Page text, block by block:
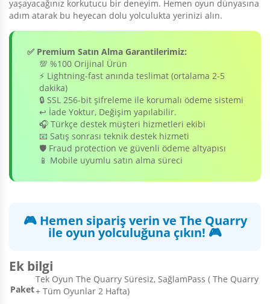
yaşayacağınız korkutucu bir deneyim. Hemen oyun dünyasına
adım atarak bu heyecan dolu yolculukta yerinizi alın.
✅ Premium Satın Alma Garantilerimiz:
💯 %100 Orijinal Ürün
⚡ Lightning-fast anında teslimat (ortalama 2-5
dakika)
🔒 SSL 256-bit şifreleme ile korumalı ödeme sistemi
↩️ İade Yoktur, Değişim yapılabilir.
🎧 Türkçe destek müşteri hizmetleri ekibi
📧 Satış sonrası teknik destek hizmeti
🛡️ Fraud protection ve güvenli ödeme altyapısı
📱 Mobile uyumlu satın alma süreci
🎮 Hemen sipariş verin ve The Quarry
ile oyun yolculuğuna çıkın! 🎮
Ek bilgi
Paket
Tek Oyun The Quarry Süresiz, SağlamPass ( The Quarry
+ Tüm Oyunlar 2 Hafta)